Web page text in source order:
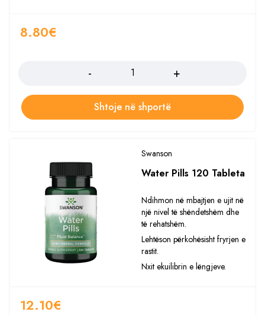
8.80€
Shtoje në shportë
Swanson
Water Pills 120 Tableta
Ndihmon në mbajtjen e ujit në
një nivel të shëndetshëm dhe
të rehatshëm.
Lehtëson përkohësisht fryrjen e
rastit.
Nxit ekuilibrin e lëngjeve.
12.10€